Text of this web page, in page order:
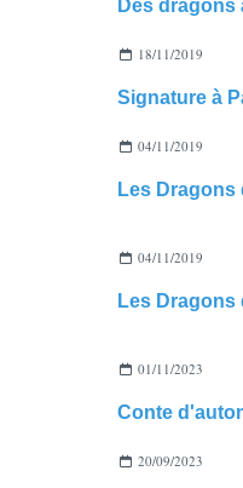
18/11/2019
04/11/2019
Les Dragons
04/11/2019
Les Dragons
01/11/2023
20/09/2023